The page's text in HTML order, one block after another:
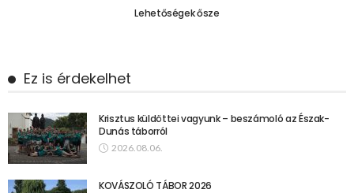
Lehetőségek ősze
Ez is érdekelhet
Krisztus küldöttei vagyunk – beszámoló az Észak-
Dunás táborról
2026.08.06.
KOVÁSZOLÓ TÁBOR 2026